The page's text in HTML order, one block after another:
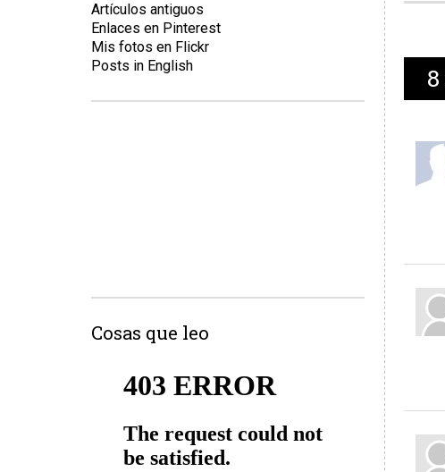
8
Artículos antiguos
Enlaces en Pinterest
Mis fotos en Flickr
Posts in English
Cosas que leo